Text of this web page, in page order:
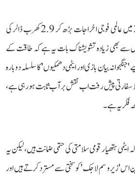
اعداد و شمار کے مطابق، 2025 میں عالمی فوجی اخراجات بڑھ کر 2.9 کھرب ڈالر کی
سے بھی زیادہ تشویشناک بات یہ ہے کہ طاقت کے
بیان بازی اور ایٹمی دھمکیوں' کا سلسلہ دوبارہ
سفارتی پیش رفت اب نقش بر آب ثابت ہو رہی ہے،
فکریہ ہے۔
ہتھیار قومی سلامتی کی حتمی ضمانت ہیں، لیکن یہ
'زیرو سم لاجک' کو سختی سے مسترد کرتے ہیں اور